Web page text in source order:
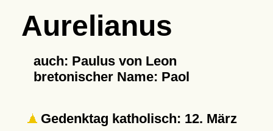
Aurelianus
auch: Paulus von Leon
bretonischer Name: Paol
Gedenktag katholisch: 12. März